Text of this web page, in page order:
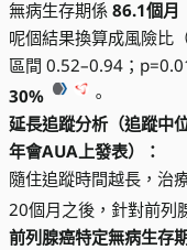
無病生存期係 86.1個月
呢個結果換算成風險比
區間 0.52–0.94；
30%
。
延長追蹤分析（追蹤中
年會AUA上發表）：
隨住追蹤時間越長，治
20個月之後，針對前列
前列腺癌特定無病生